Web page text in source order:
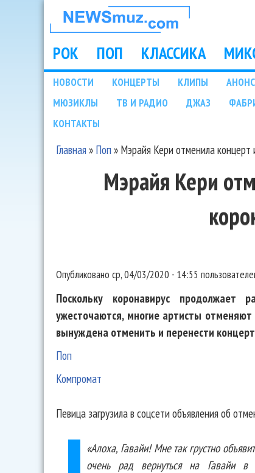
НОВОСТИ
МУЗЫКИ И
ШОУ БИЗНЕСА
NEWSMUZ.COM
Main menu
РОК ПОП КЛАССИКА
Подразделы
НОВОСТИ КОНЦЕРТЫ КЛИПЫ
МЮЗИКЛЫ
ТВ И РАДИО ДЖАЗ
КОНТАКТЫ
Главная» Поп» Мэрайя Кери отменила концерт
Мэрайя Кери
Опубликовано ср, 04/03/2020 - 14:55
Поскольку коронавирус продолжает
ужесточаются, многие артисты
вынуждена отменить и перенести
Поп
Компромат
Певица загрузила в соцсети объявления об
«Алоха, Гавайи! Мне так грустно
очень рад вернуться на Гавайи